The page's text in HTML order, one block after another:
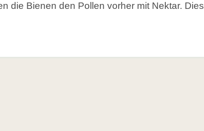
die Bienen den Pollen vorher mit Nektar. Dies